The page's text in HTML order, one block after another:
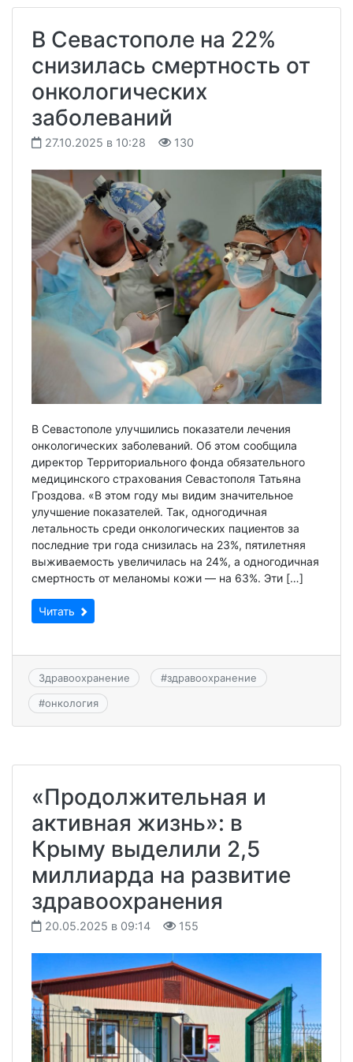
В Севастополе на 22%
снизилась смертность от
онкологических
заболеваний
27.10.2025 в 10:28 130
В Севастополе улучшились показатели лечения
онкологических заболеваний. Об этом сообщила
директор Территориального фонда обязательного
медицинского страхования Севастополя Татьяна
Гроздова. «В этом году мы видим значительное
улучшение показателей. Так, одногодичная
летальность среди онкологических пациентов за
последние три года снизилась на 23%, пятилетняя
выживаемость увеличилась на 24%, а одногодичная
смертность от меланомы кожи — на 63%. Эти […]
Читать
Здравоохранение #здравоохранение
#онкология
«Продолжительная и
активная жизнь»: в
Крыму выделили 2,5
миллиарда на развитие
здравоохранения
20.05.2025 в 09:14 155